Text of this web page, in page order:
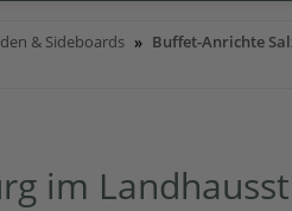
& Sideboards Buffet-Anrichte
im